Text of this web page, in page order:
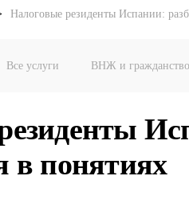
Налоговые резиденты Испании:
Все услуги ВНЖ и гражданство
в понятиях